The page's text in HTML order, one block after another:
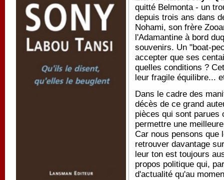
quitté Belmonta - un
depuis trois ans dans
Nohami, son frère
l'Adamantine à bord
souvenirs. Un "boat-
accepter que ses
quelles conditions ?
leur fragile équilibre...
Dans le cadre des
décès de ce grand
pièces qui sont parues
permettre une
Car nous pensons que
retrouver davantage
leur ton est toujours
propos politique qui,
d'actualité qu'au